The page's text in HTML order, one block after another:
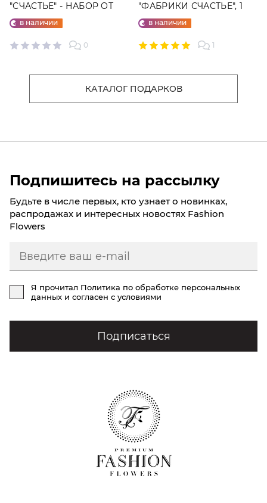
"СЧАСТЬЕ" - НАБОР ОТ
"ФАБРИКИ СЧАСТЬЕ"
в наличии
0
"ФАБРИКИ СЧАСТЬЕ", 1
ШТ.в наличии
1
КАТАЛОГ ПОДАРКОВ
Подпишитесь на рассылку
Будьте в числе первых, кто узнает о новинках,
распродажах и интересных новостях Fashion
Flowers
Я прочитал Политика по обработке персональных
данных и согласен с условиями
Подписаться